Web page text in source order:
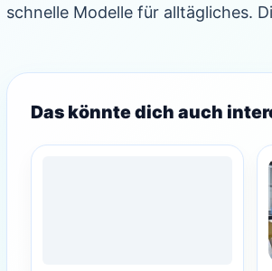
schnelle Modelle für alltägliches.
Das könnte dich auch